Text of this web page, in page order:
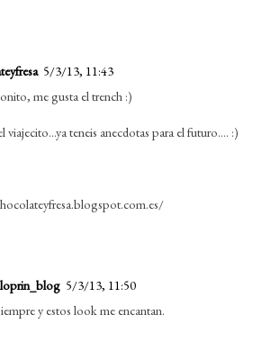
5/3/13, 11:43
me gusta el trench :)
viajecito...ya teneis anecdotas para el futuro.... :)
5/3/13, 11:50
y estos look me encantan.